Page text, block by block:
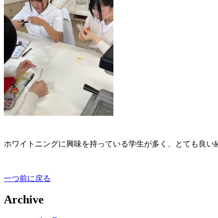
ホワイトニングに興味を持っている学生が多く、とても良
一つ前に戻る
Archive